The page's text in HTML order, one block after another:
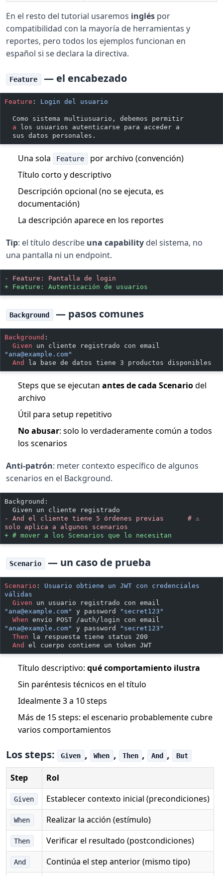
En el resto del tutorial usaremos inglés por
compatibilidad con la mayoría de herramientas y
reportes, pero todos los ejemplos funcionan en
español si se declara la directiva.
Feature — el encabezado
Feature : Login del usuario
  Como sistema multiusuario, debemos permitir
  a
los usuarios autenticarse para acceder a
  sus datos personales.
Una sola Feature
por archivo (convención)
Título corto y descriptivo
Descripción opcional (no se ejecuta, es
documentación)
La descripción aparece en los reportes
Tip: el título describe una capability del sistema, no
una pantalla ni un endpoint.
-
Feature: Pantalla de login
+ Feature: Autenticación de usuarios
Background — pasos comunes
Background :
  Given
" ana@example.com"
  And
la base de datos tiene 3 productos disponibles
Steps que se ejecutan antes de cada Scenariodel
archivo
Útil para setup repetitivo
No abusar: solo lo verdaderamente común a todos
los scenarios
Anti-patrón: meter contexto específico de algunos
scenarios en el Background.
Background:
  Given un cliente registrado
-
And el cliente tiene 5 órdenes previas      # ⚠
solo aplica a algunos scenarios
+ # mover a los Scenarios que lo necesitan
Scenario — un caso de prueba
Scenario :
Usuario obtiene un JWT con credenciales
válidas
  Given
" ana@example.com" y password
"secret123"
  When
" ana@example.com" y password
"secret123"
  Then
la respuesta tiene status 200
  And
el cuerpo contiene un token JWT
Título descriptivo: qué comportamiento ilustra
Sin paréntesis técnicos en el título
Idealmente 3 a 10 steps
Más de 15 steps: el escenario probablemente cubre
varios comportamientos
Los steps: Given , When , Then , And , But
Step Rol
Given Establecer contexto inicial (precondiciones)
When Realizar la acción (estímulo)
Then Verificar el resultado (postcondiciones)
And Continúa el step anterior (mismo tipo)